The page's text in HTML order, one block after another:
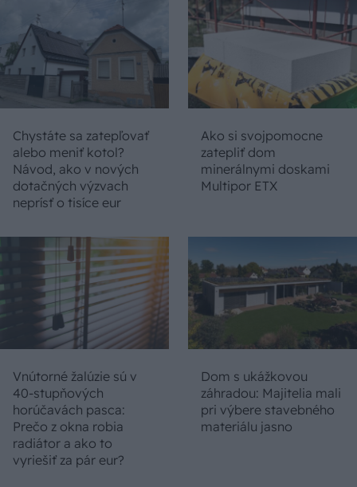
Chystáte sa zatepľovať
alebo meniť kotol?
Návod, ako v nových
dotačných výzvach
neprísť o tisíce eur
Ako si svojpomocne
zatepliť dom
minerálnymi doskami
Multipor ETX
Vnútorné žalúzie sú v
40-stupňových
horúčavách pasca:
Prečo z okna robia
radiátor a ako to
vyriešiť za pár eur?
Dom s ukážkovou
záhradou: Majitelia mali
pri výbere stavebného
materiálu jasno